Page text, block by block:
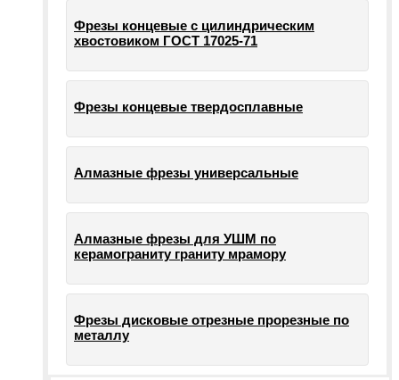
Фрезы концевые с цилиндрическим
хвостовиком ГОСТ 17025-71
Фрезы концевые твердосплавные
Алмазные фрезы универсальные
Алмазные фрезы для УШМ по
керамограниту граниту мрамору
Фрезы дисковые отрезные прорезные по
металлу